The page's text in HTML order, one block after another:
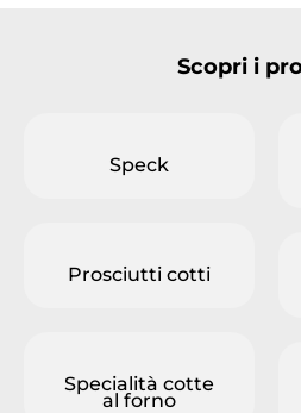
Scopri i
Speck
Prosciutti cotti
Specialità cotte
al forno